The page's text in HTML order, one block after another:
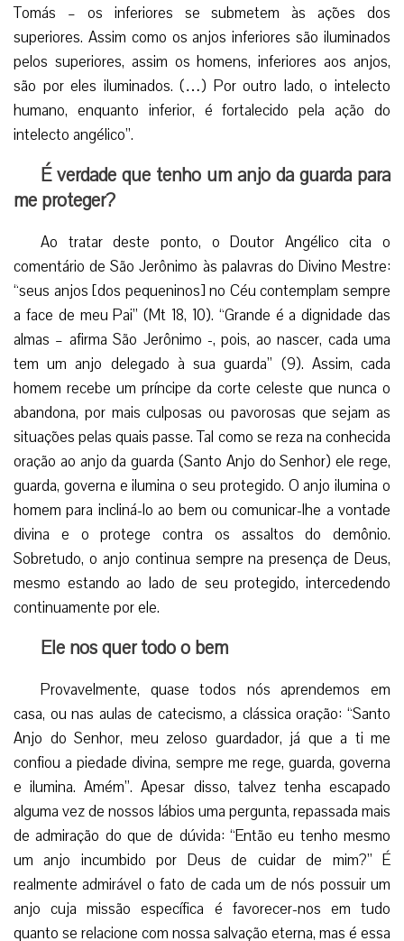
Tomás – os inferiores se submetem às ações dos
superiores. Assim como os anjos inferiores são iluminados
pelos superiores, assim os homens, inferiores aos anjos,
são por eles iluminados. (…) Por outro lado, o intelecto
humano, enquanto inferior, é fortalecido pela ação do
intelecto angélico”.
É verdade que tenho um anjo da guarda para
me proteger?
Ao tratar deste ponto, o Doutor Angélico cita o
comentário de São Jerônimo às palavras do Divino Mestre:
“seus anjos [dos pequeninos] no Céu contemplam sempre
a face de meu Pai” (Mt 18, 10). “Grande é a dignidade das
almas – afirma São Jerônimo -, pois, ao nascer, cada uma
tem um anjo delegado à sua guarda” (9). Assim, cada
homem recebe um príncipe da corte celeste que nunca o
abandona, por mais culposas ou pavorosas que sejam as
situações pelas quais passe. Tal como se reza na conhecida
oração ao anjo da guarda (Santo Anjo do Senhor) ele rege,
guarda, governa e ilumina o seu protegido. O anjo ilumina o
homem para incliná-lo ao bem ou comunicar-lhe a vontade
divina e o protege contra os assaltos do demônio.
Sobretudo, o anjo continua sempre na presença de Deus,
mesmo estando ao lado de seu protegido, intercedendo
continuamente por ele.
Ele nos quer todo o bem
Provavelmente, quase todos nós aprendemos em
casa, ou nas aulas de catecismo, a clássica oração: “Santo
Anjo do Senhor, meu zeloso guardador, já que a ti me
confiou a piedade divina, sempre me rege, guarda, governa
e ilumina. Amém”. Apesar disso, talvez tenha escapado
alguma vez de nossos lábios uma pergunta, repassada mais
de admiração do que de dúvida: “Então eu tenho mesmo
um anjo incumbido por Deus de cuidar de mim?” É
realmente admirável o fato de cada um de nós possuir um
anjo cuja missão específica é favorecer-nos em tudo
quanto se relacione com nossa salvação eterna, mas é essa